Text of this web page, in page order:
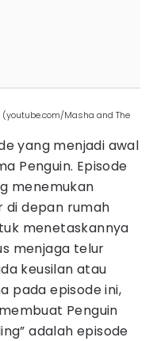
(youtube.com/Masha and The
yang menjadi awal
Penguin. Episode
menemukan
di depan rumah
menetaskannya
menjaga telur
keusilan atau
pada episode ini,
Penguin
adalah episode